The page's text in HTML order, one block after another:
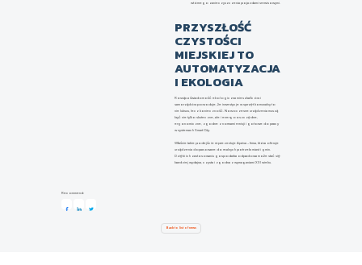
Recommend:
wtórnego zanieczyszczenia pojazdami serwisowymi.
PRZYSZŁOŚĆ
CZYSTOŚCI
MIEJSKIEJ TO
AUTOMATYZACJA
I EKOLOGIA
Rosnąca świadomość ekologiczna mieszkańców i
samorządów powoduje, że inwestycje w sprzęt komunalny to
nie luksus, lecz konieczność. Nowoczesne urządzenia muszą
być nie tylko skuteczne, ale i energooszczędne,
ergonomiczne, zgodne z normami emisji i gotowe do pracy
w systemach Smart City.
Właśnie takie podejście reprezentuje Apriva – firma, która oferuje
urządzenia dopasowane do realnych potrzeb miast i gmin.
Dzięki ich zastosowaniu gospodarka odpadowa może stać się
bardziej wydajna, czysta i zgodna z wymaganiami XXI wieku.
Back to list of news